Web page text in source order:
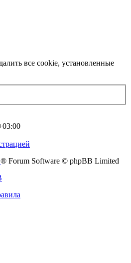
все cookie, установленные
® Forum Software © phpBB Limited